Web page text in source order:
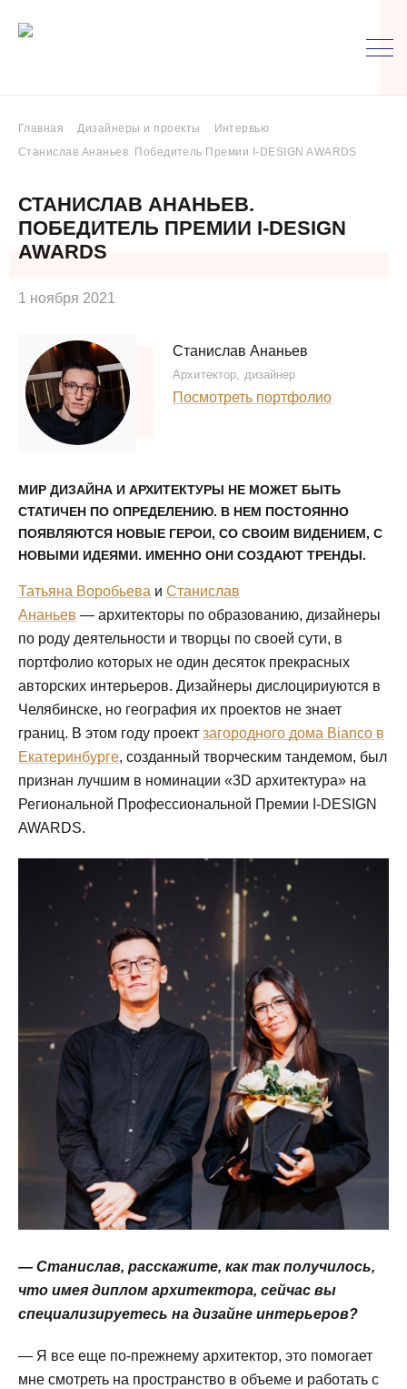
Главная Дизайнеры и проекты
Интервью
Станислав Ананьев. Победитель Премии I-DESIGN AWARDS
СТАНИСЛАВ АНАНЬЕВ.
ПОБЕДИТЕЛЬ ПРЕМИИ I-DESIGN
AWARDS
1 ноября 2021
Станислав Ананьев
Архитектор, дизайнер
Посмотреть портфолио
МИР ДИЗАЙНА И АРХИТЕКТУРЫ НЕ МОЖЕТ БЫТЬ
СТАТИЧЕН ПО ОПРЕДЕЛЕНИЮ. В НЕМ ПОСТОЯННО
ПОЯВЛЯЮТСЯ НОВЫЕ ГЕРОИ, СО СВОИМ ВИДЕНИЕМ, С
НОВЫМИ ИДЕЯМИ. ИМЕННО ОНИ СОЗДАЮТ ТРЕНДЫ.
Татьяна Воробьева и Станислав
Ананьев — архитекторы по образованию, дизайнеры
по роду деятельности и творцы по своей сути, в
портфолио которых не один десяток прекрасных
авторских интерьеров. Дизайнеры дислоцириуются в
Челябинске, но география их проектов не знает
границ. В этом году проект загородного дома Bianco в
Екатеринбурге, созданный творческим тандемом, был
признан лучшим в номинации «3D архитектура» на
Региональной Профессиональной Премии I-DESIGN
AWARDS.
— Станислав, расскажите, как так получилось,
что имея диплом архитектора, сейчас вы
специализируетесь на дизайне интерьеров?
— Я все еще по-прежнему архитектор, это помогает
мне смотреть на пространство в объеме и работать с